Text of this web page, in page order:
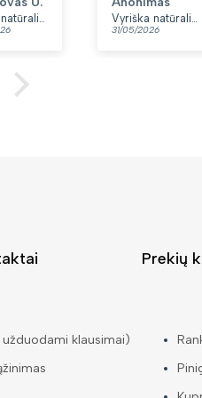
31/05/2026
užduodami klausimai)
Prekių